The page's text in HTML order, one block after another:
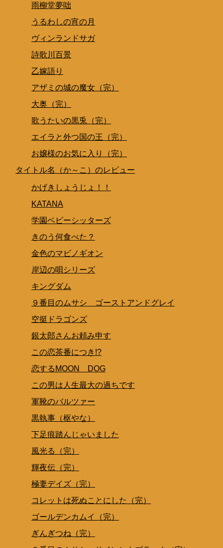
雨柳堂夢咄
うるわしの宵の月
ヴィンランドサガ
詩歌川百景
乙嫁語り
アザミの城の魔女（完）
大奥（完）
歌うたいの黒兎（完）
エイラと外つ国の王（完）
お嬢様のお気に入り（完）
タイトル名（か～こ）のレビュー
かげきしょうじょ！！
KATANA
学園ベビーシッターズ
きのう何食べた？
金色のマビノギオン
岸辺の唄シリーズ
キングダム
９番目のムサシ ゴーストアンドグレイ
空挺ドラゴンズ
銀太郎さんお頼み申す
この恋茶番につき!?
恋するMOON DOG
この男は人生最大の過ちです
軍靴のバルツァー
黒執事（枢やな）
下足痕踏んじゃいました
風光る（完）
輝夜伝（完）
極妻デイズ（完）
コレットは死ぬことにした（完）
ゴールデンカムイ（完）
ぎんぎつね（完）